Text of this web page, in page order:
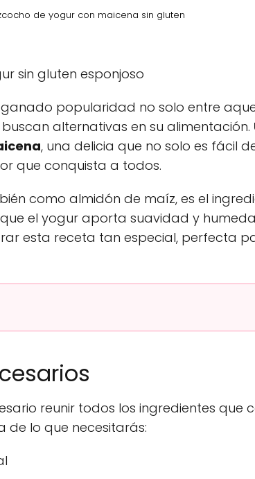
de yogur con maicena sin gluten
sin gluten esponjoso
popularidad no solo entre
alternativas en su alimentación.
, una delicia que no solo es fácil
que conquista a todos.
como almidón de maíz, es el
el yogur aporta suavidad y
esta receta tan especial, perfecta
reunir todos los ingredientes que
de lo que necesitarás: